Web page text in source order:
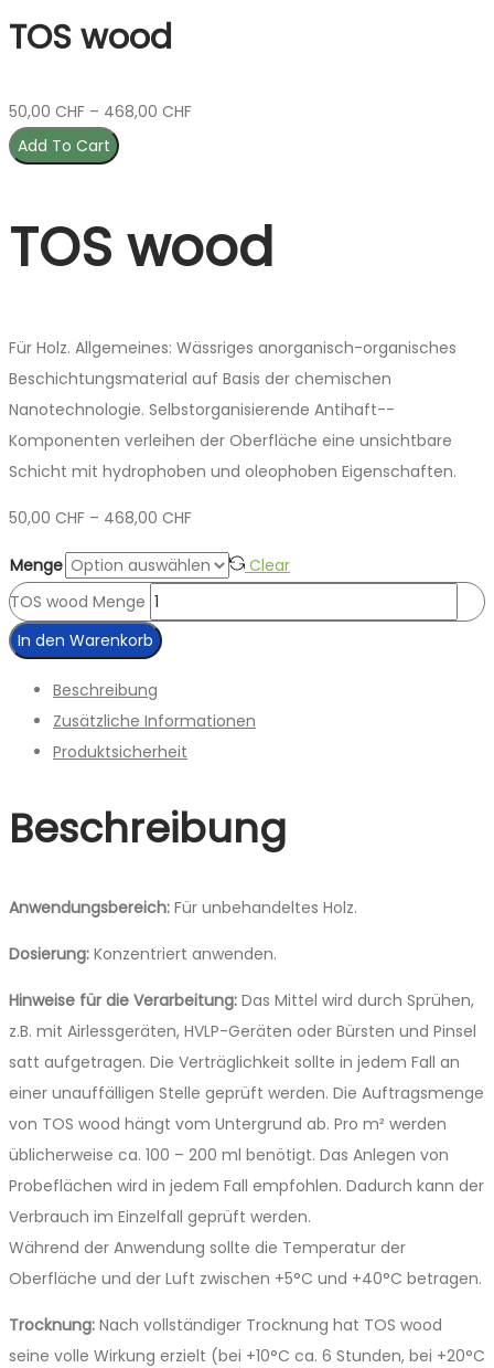
TOS wood
50,00 CHF – 468,00 CHF
Add To Cart
TOS wood
Für Holz. Allgemeines: Wässriges anorganisch-organisches
Beschichtungsmaterial auf Basis der chemischen
Nanotechnologie. Selbstorganisierende Antihaft-­
Komponenten verleihen der Oberfläche eine unsichtbare
Schicht mit hydrophoben und oleophoben Eigenschaften.
50,00 CHF – 468,00 CHF
Menge
Clear
TOS wood Menge
In den Warenkorb
Beschreibung
Zusätzliche Informationen
Produktsicherheit
Beschreibung
Anwendungsbereich: Für unbehandeltes Holz.
Dosierung: Konzentriert anwenden.
Hinweise für die Verarbeitung: Das Mittel wird durch Sprühen,
z.B. mit Airless­geräten, HVLP-Geräten oder Bürsten und Pinsel
satt aufgetragen. Die Verträglichkeit sollte in jedem Fall an
einer unauffälligen Stelle geprüft werden. Die Auftragsmenge
von TOS wood hängt vom Untergrund ab. Pro m² werden
üblicherweise ca. 100 – 200 ml benötigt. Das Anlegen von
Probeflächen wird in jedem Fall empfohlen. Dadurch kann der
Verbrauch im Einzelfall geprüft werden.
Während der Anwendung sollte die Temperatur der
Oberfläche und der Luft ­zwischen +5°C und +40°C betragen.
Trocknung: Nach vollständiger Trocknung hat TOS wood
seine volle Wirkung erzielt (bei +10°C ca. 6 Stunden, bei +20°C